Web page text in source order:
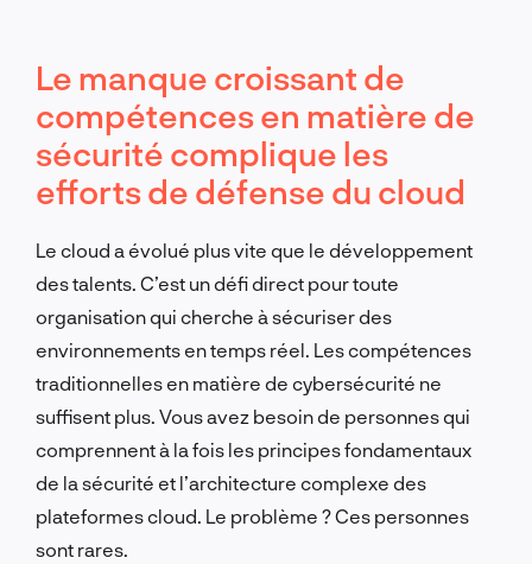
Le manque croissant de
compétences en matière de
sécurité complique les
efforts de défense du cloud
Le cloud a évolué plus vite que le développement
des talents. C’est un défi direct pour toute
organisation qui cherche à sécuriser des
environnements en temps réel. Les compétences
traditionnelles en matière de cybersécurité ne
suffisent plus. Vous avez besoin de personnes qui
comprennent à la fois les principes fondamentaux
de la sécurité et l’architecture complexe des
plateformes cloud. Le problème ? Ces personnes
sont rares.